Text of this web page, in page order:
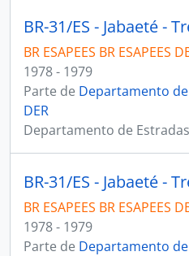
BR ESAPEES BR ESAPEES
1978 - 1979
Parte de Departamento
DER
Departamento de
BR ESAPEES BR ESAPEES
1978 - 1979
Parte de Departamento